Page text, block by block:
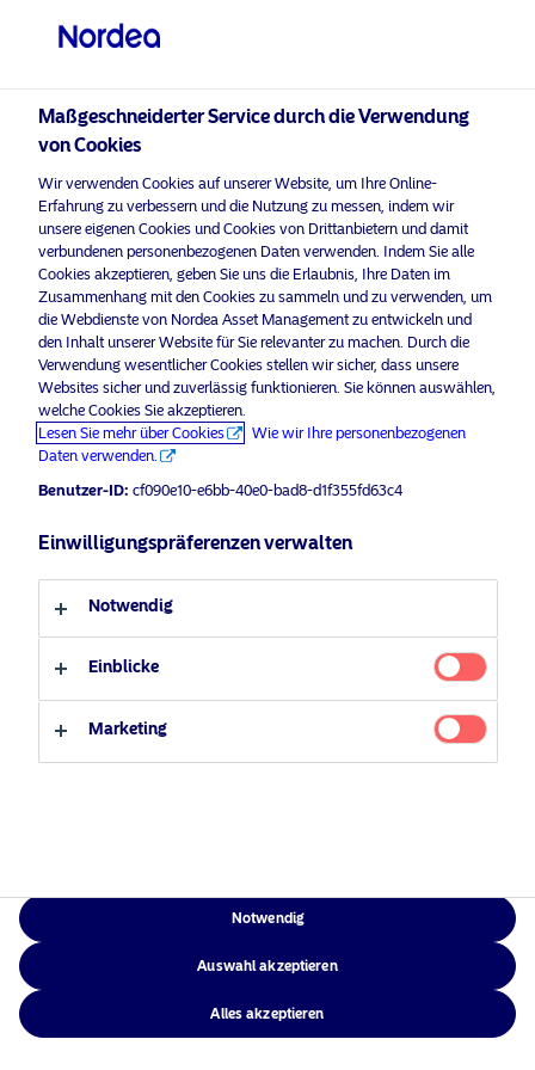
Bitte wählen Sie Ihr Anlegerprofil
aus
Land
Österreich
Sprache
Deutsch
Privater Anleger
Nordea Asset Management ist einer der größten Asset
Manager in den nordischen Ländern und verfügt über
eine globale Präsenz in Europa, Amerika und Asien.
Risikohinweise
Home
Über uns
Verantwortungsbewusste
Investments
News
Kontakt
Datenschutzerklärung
Zugänglichkeit
©2026 – Nordea Asset Management – alle Rechte vorbehalten
Maßgeschneiderter Service durch die Verwendung
von Cookies
Wir verwenden Cookies auf unserer Website, um Ihre Online-
Erfahrung zu verbessern und die Nutzung zu messen, indem wir
unsere eigenen Cookies und Cookies von Drittanbietern und damit
verbundenen personenbezogenen Daten verwenden. Indem Sie alle
Cookies akzeptieren, geben Sie uns die Erlaubnis, Ihre Daten im
Zusammenhang mit den Cookies zu sammeln und zu verwenden, um
die Webdienste von Nordea Asset Management zu entwickeln und
den Inhalt unserer Website für Sie relevanter zu machen. Durch die
Verwendung wesentlicher Cookies stellen wir sicher, dass unsere
Websites sicher und zuverlässig funktionieren. Sie können auswählen,
welche Cookies Sie akzeptieren.
Lesen Sie mehr über Cookies
Wie wir Ihre personenbezogenen
Daten verwenden.
Benutzer-ID: cf090e10-e6bb-40e0-bad8-d1f355fd63c4
Einwilligungspräferenzen verwalten
Notwendig
Einblicke
Marketing
Notwendig
Auswahl akzeptieren
Alles akzeptieren